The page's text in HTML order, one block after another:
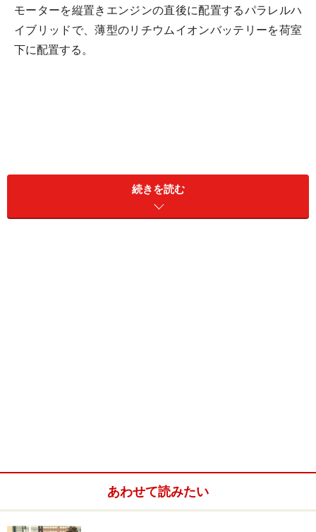
モーターを縦置きエンジンの直後に配置するパラレルハ
イブリッドで、薄型のリチウムイオンバッテリーを荷室
下に配置する。
とシステムが立ち上がるが、バッテリー残量が十分であ
ったこともあり、最初からエンジンが始動するシーンは
続きを読む
あわせて読みたい